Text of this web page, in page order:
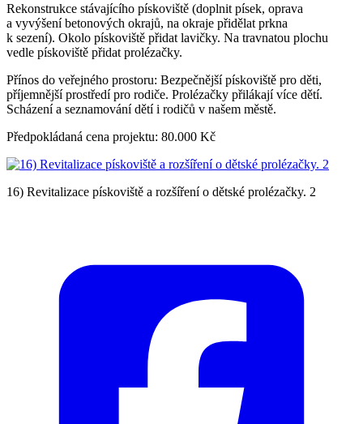
Rekonstrukce stávajícího pískoviště (doplnit písek, oprava
a vyvýšení betonových okrajů, na okraje přidělat prkna
k sezení). Okolo pískoviště přidat lavičky. Na travnatou plochu
vedle pískoviště přidat prolézačky.
Přínos do veřejného prostoru: Bezpečnější pískoviště pro děti,
příjemnější prostředí pro rodiče. Prolézačky přilákají více dětí.
Scházení a seznamování dětí i rodičů v našem městě.
Předpokládaná cena projektu: 80.000 Kč
16) Revitalizace pískoviště a rozšíření o dětské prolézačky. 2